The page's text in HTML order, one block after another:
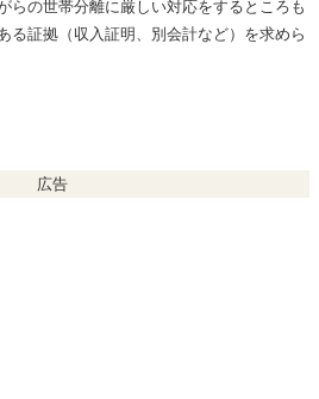
らの世帯分離に厳しい対応をするところも
る証拠（収入証明、別会計など）を求めら
広告